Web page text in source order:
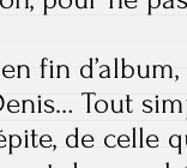
fin
Tout
de celle